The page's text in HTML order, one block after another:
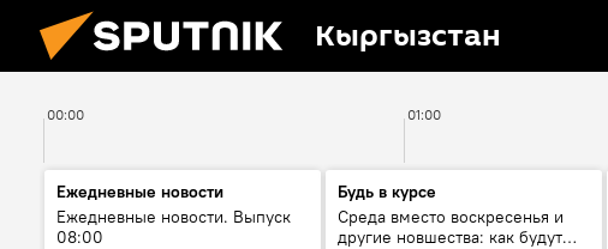
Кыргызстан
00:00 01:00
Ежедневные новости
Ежедневные новости. Выпуск
08:00
Будь в курсе
Среда вместо воскресенья и
другие новшества: как будут